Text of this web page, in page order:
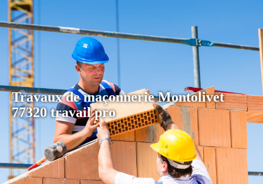
Travaux de maçonnerie Montolivet
77320 travail pro